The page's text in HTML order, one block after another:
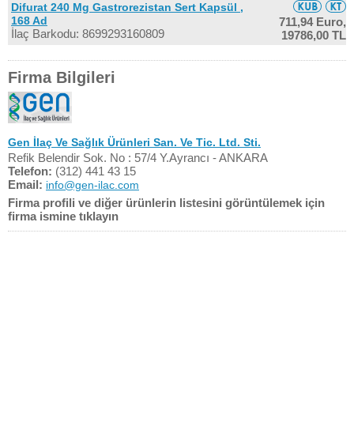
Difurat 240 Mg Gastrorezistan Sert Kapsül ,
168 Ad
İlaç Barkodu: 8699293160809
711,94 Euro,
19786,00 TL
Firma Bilgileri
Gen İlaç Ve Sağlık Ürünleri San. Ve Tic. Ltd. Sti.
Refik Belendir Sok. No : 57/4 Y.Ayrancı - ANKARA
Telefon: (312) 441 43 15
Email: info@gen-ilac.com
Firma profili ve diğer ürünlerin listesini görüntülemek için
firma ismine tıklayın